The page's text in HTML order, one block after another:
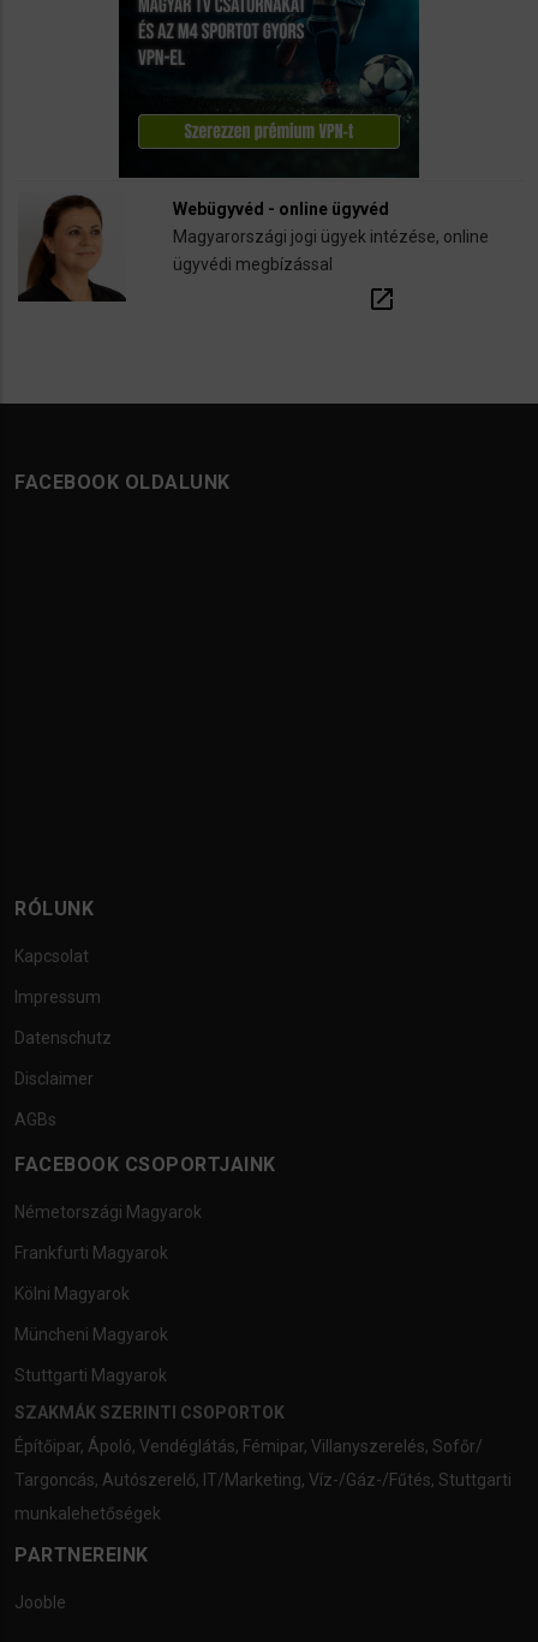
Webügyvéd - online ügyvéd
Magyarországi jogi ügyek intézése, online
ügyvédi megbízással
open_in_new
FACEBOOK OLDALUNK
RÓLUNK
Kapcsolat
Impressum
Datenschutz
Disclaimer
AGBs
FACEBOOK CSOPORTJAINK
Németországi Magyarok
Frankfurti Magyarok
Kölni Magyarok
Müncheni Magyarok
Stuttgarti Magyarok
SZAKMÁK SZERINTI CSOPORTOK
Építőipar, Ápoló, Vendéglátás, Fémipar, Villanyszerelés, Sofőr/
Targoncás, Autószerelő, IT/Marketing, Víz-/Gáz-/Fűtés, Stuttgarti
munkalehetőségek
PARTNEREINK
Jooble